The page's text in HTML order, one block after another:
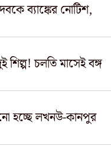
ব্যাঙ্কের নোটিশ,
শিল্প! চলতি মাসেই বঙ্গ
হচ্ছে লখনউ-কানপুর